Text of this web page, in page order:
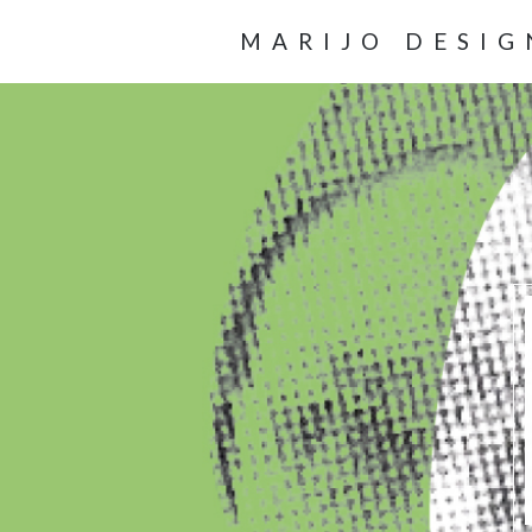
MARIJO